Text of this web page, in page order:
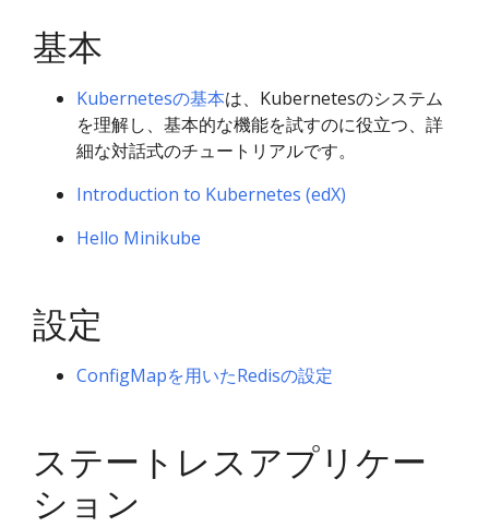
基本
Kubernetesの基本は、Kubernetesのシステム
を理解し、基本的な機能を試すのに役立つ、詳
細な対話式のチュートリアルです。
Introduction to Kubernetes (edX)
Hello Minikube
設定
ConfigMapを用いたRedisの設定
ステートレスアプリケー
ション